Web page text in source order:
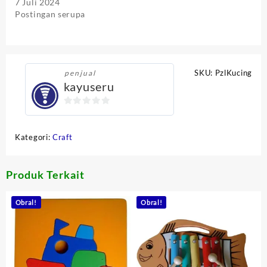
Postingan serupa
penjual
kayuseru
of
SKU: PzlKucing
Kategori:Craft
Produk Terkait
Obral! Obral!